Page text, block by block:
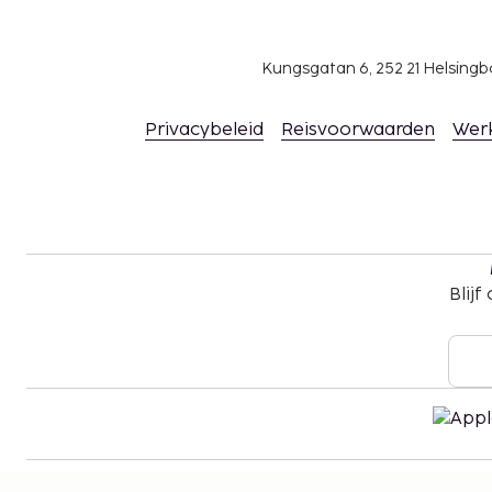
Kungsgatan 6, 252 21
Privacybeleid Reisvoorwaarden
Blijf